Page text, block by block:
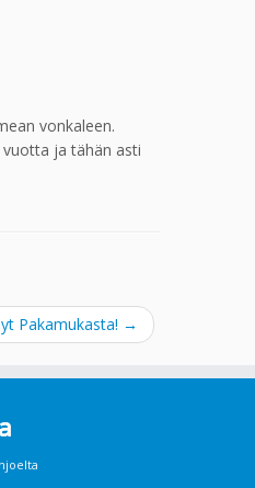
vonkaleen.
ja tähän asti
Pakamukasta! →